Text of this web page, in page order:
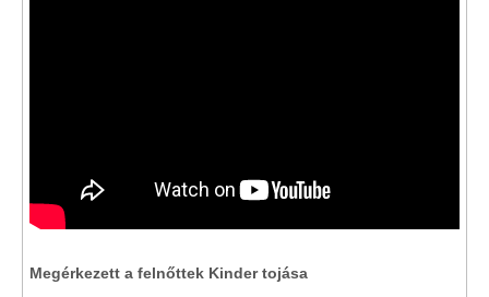
Megérkezett a felnőttek Kinder tojása